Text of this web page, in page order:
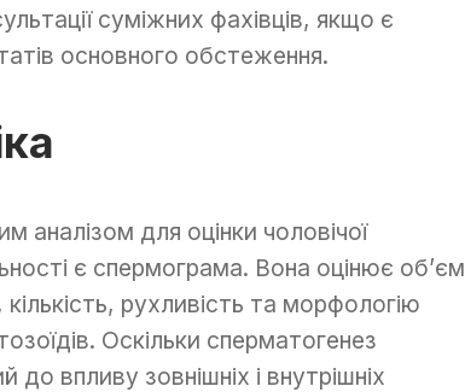
суміжних фахівців, якщо є
основного обстеження.
аналізом для оцінки чоловічої
є спермограма. Вона оцінює об’єм
рухливість та морфологію
Оскільки сперматогенез
до впливу зовнішніх і внутрішніх